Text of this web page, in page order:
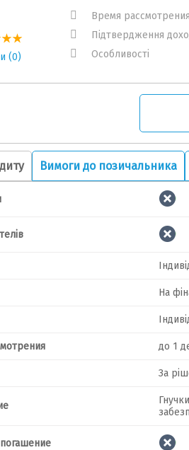
(0)
Время рассмотрения
Підтвердження
Особливості
Вимоги до позичальника
На
до 1
За